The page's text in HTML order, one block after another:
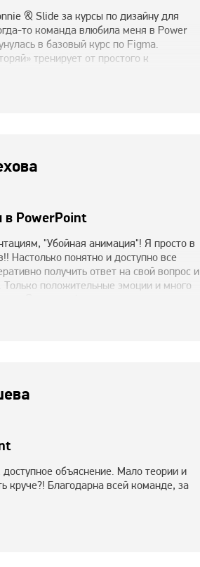
& Slide за курсы по дизайну для
то команда влюбила меня в Power
в базовый курс по Figma.
тренирует от простого к
в PowerPoint
"Убойная анимация"! Я просто в
Настолько понятно и доступно все
получить ответ на свой вопрос и
Только положительные эмоции и много
объяснение. Мало теории и
круче?! Благодарна всей команде, за